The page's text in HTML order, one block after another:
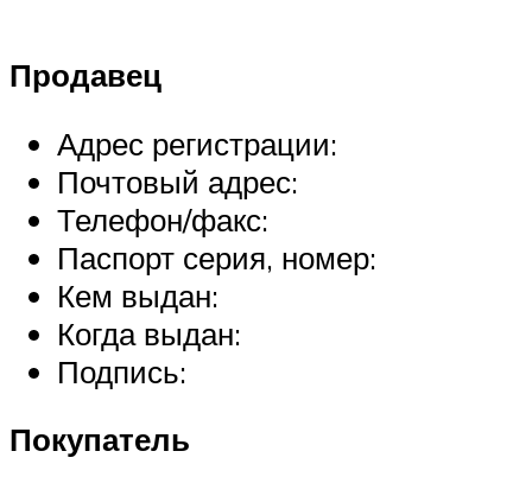
Продавец
Адрес регистрации:
Почтовый адрес:
Телефон/факс:
Паспорт серия, номер:
Кем выдан:
Когда выдан:
Подпись:
Покупатель